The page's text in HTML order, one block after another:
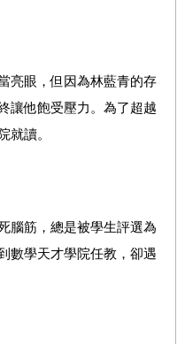
亮眼，但因為林藍青的存
讓他飽受壓力。為了超越
就讀。
腦筋，總是被學生評選為
數學天才學院任教，卻遇